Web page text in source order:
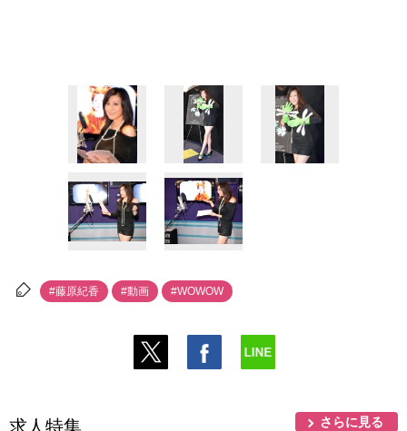
#藤原紀香 #動画 #WOWOW
求人特集 さらに見る